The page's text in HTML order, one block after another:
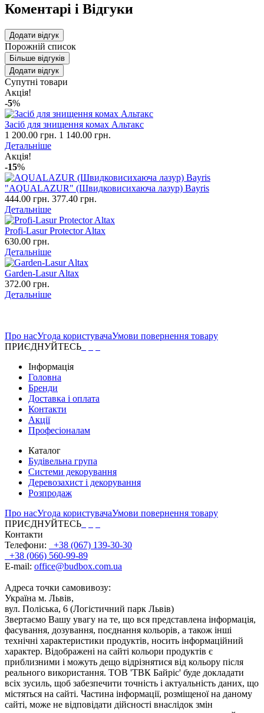
Коментарі і Відгуки
Додати відгук
Порожній список
Більше відгуків
Додати відгук
Супутні товари
Акція!
-5%
Засіб для знищення комах Альтакс
1 200.00 грн. 1 140.00 грн.
Детальніше
Акція!
-15%
"AQUALAZUR" (Швидковисихаюча лазур) Bayris
444.00 грн. 377.40 грн.
Детальніше
Profi-Lasur Protector Altax
630.00 грн.
Детальніше
Garden-Lasur Altax
372.00 грн.
Детальніше
Про насУгода користувачаУмови повернення товару
ПРИЄДНУЙТЕСЬ
Інформація
Головна
Бренди
Доставка і оплата
Контакти
Акції
Професіоналам
Каталог
Будівельна група
Системи декорування
Деревозахист і декорування
Розпродаж
Про насУгода користувачаУмови повернення товару
ПРИЄДНУЙТЕСЬ
Контакти
Телефони:
+38 (067) 139-30-30
+38 (066) 560-99-89
E-mail: office@budbox.com.ua
Адреса точки самовивозу:
Україна м. Львів,
вул. Поліська, 6 (Логістичний парк Львів)
Звертаємо Вашу увагу на те, що вся представлена інформація,
фасування, дозування, поєднання кольорів, а також інші
технічні характеристики продуктів, носить інформаційний
характер. Відображені на сайті кольори продуктів є
приблизними і можуть дещо відрізнятися від кольору після
реального використання. ТОВ 'ТВК Байріс' буде докладати
всіх зусиль, щоб забезпечити точність і актуальність даних, що
містяться на сайті. Частина інформації, розміщеної на даному
сайті, може не відповідати дійсності внаслідок змін